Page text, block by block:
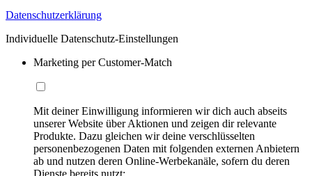
Datenschutzerklärung
Individuelle Datenschutz-Einstellungen
Marketing per Customer-Match
Mit deiner Einwilligung informieren wir dich auch abseits
unserer Website über Aktionen und zeigen dir relevante
Produkte. Dazu gleichen wir deine verschlüsselten
personenbezogenen Daten mit folgenden externen Anbietern
ab und nutzen deren Online-Werbekanäle, sofern du deren